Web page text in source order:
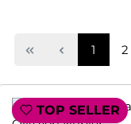
Seite
1 2
TOP SELLER